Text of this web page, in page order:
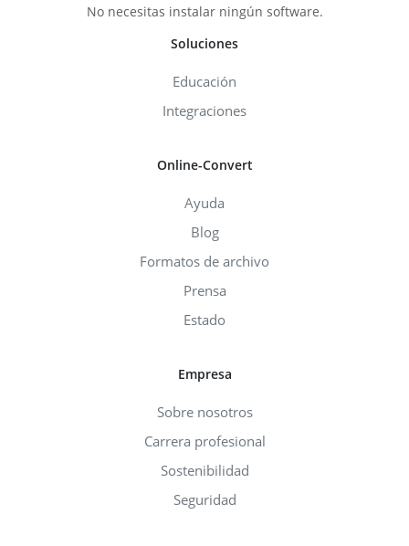
No necesitas instalar ningún software.
Soluciones
Educación
Integraciones
Online-Convert
Ayuda
Blog
Formatos de archivo
Prensa
Estado
Empresa
Sobre nosotros
Carrera profesional
Sostenibilidad
Seguridad